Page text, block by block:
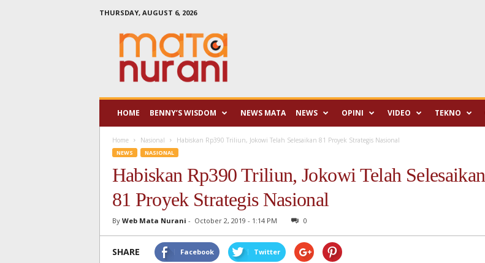
THURSDAY, AUGUST 6, 2026
Nurani
HOME BENNY’S WISDOM NEWS MATA NEWS OPINI VIDEO TEKNO
Home Nasional Habiskan Rp390 Triliun, Jokowi Telah Selesaikan 81 Proyek Strategis Nasional
NEWS NASIONAL
Habiskan Rp390 Triliun, Jokowi Telah Selesaikan
81 Proyek Strategis Nasional
By Web Mata Nurani - October 2, 2019 - 1:14 PM 0
SHARE Facebook Twitter